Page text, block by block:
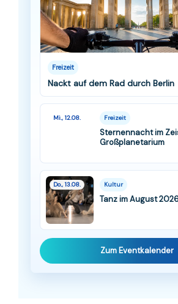
Freizeit
Nackt auf dem Rad durch Berlin
Mi., 12.08. Freizeit
Sternennacht im
Großplanetarium
Do., 13.08. Kultur
Tanz im August
Zum Eventkalender